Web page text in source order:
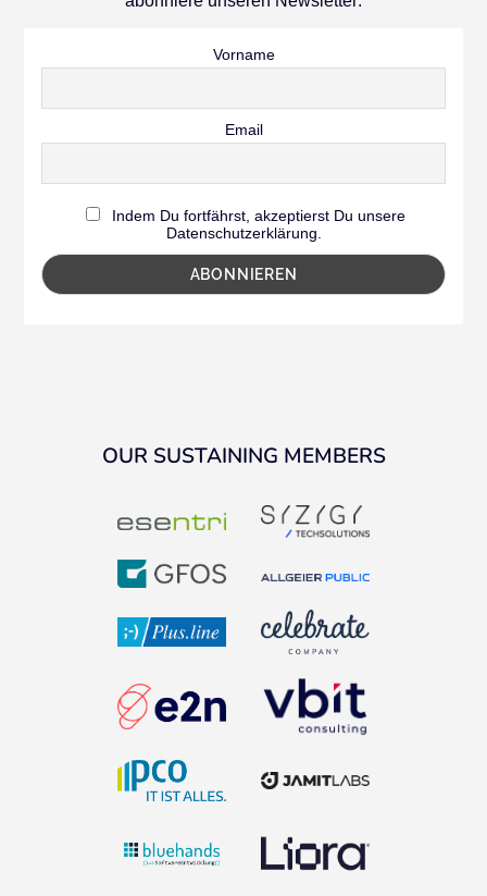
Vorname
Email
Indem Du fortfährst, akzeptierst Du unsere
Datenschutzerklärung.
OUR SUSTAINING MEMBERS